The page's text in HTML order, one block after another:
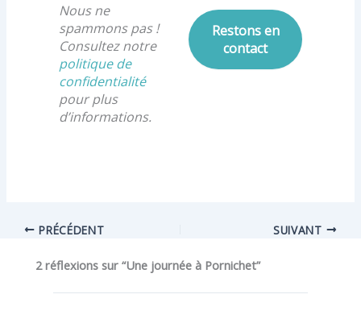
Nous ne
spammons pas !
Consultez notre
politique de
confidentialité
pour plus
d’informations.
PRÉCÉDENT SUIVANT
2 réflexions sur “Une journée à Pornichet”